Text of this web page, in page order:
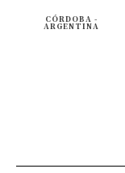
CÓRDOBA -
ARGENTINA